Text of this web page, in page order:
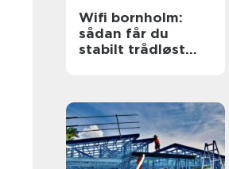
Wifi bornholm:
sådan får du
stabilt trådløst